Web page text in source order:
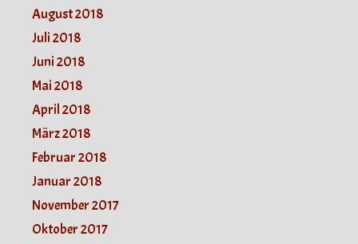
August 2018
Juli 2018
Juni 2018
Mai 2018
April 2018
März 2018
Februar 2018
Januar 2018
November 2017
Oktober 2017